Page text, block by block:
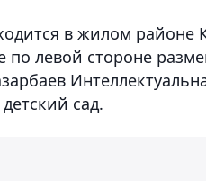
в жилом районе
по левой стороне
сад.